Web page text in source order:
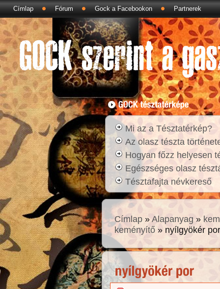
Címlap Fórum Gock a Facebookon Partnerek
Mi az a Tésztatérkép?
Az olasz tészta
Hogyan főzz helyesen
Egészséges olasz
Tésztafajta névkereső
Címlap »Alapanyag »
keményítő » nyílgyökér